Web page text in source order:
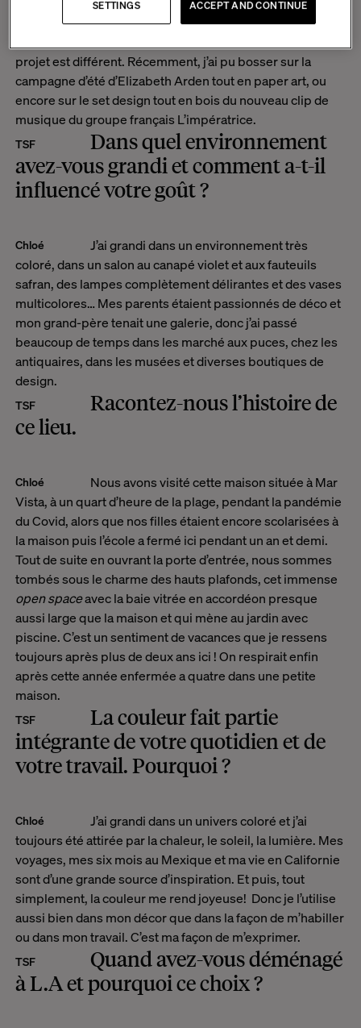
projet est différent. Récemment, j’ai pu bosser sur la
campagne d’été d’Elizabeth Arden tout en paper art, ou
encore sur le set design tout en bois du nouveau clip de
musique du groupe français L’impératrice.
TSF
Dans quel environnement
avez-vous grandi et comment a-t-il
influencé votre goût ?
Chloé
J’ai grandi dans un environnement très
coloré, dans un salon au canapé violet et aux fauteuils
safran, des lampes complètement délirantes et des vases
multicolores… Mes parents étaient passionnés de déco et
mon grand-père tenait une galerie, donc j’ai passé
beaucoup de temps dans les marché aux puces, chez les
antiquaires, dans les musées et diverses boutiques de
design.
TSF
Racontez-nous l’histoire de
ce lieu.
Chloé
Nous avons visité cette maison située à Mar
Vista, à un quart d’heure de la plage, pendant la pandémie
du Covid, alors que nos filles étaient encore scolarisées à
la maison puis l’école a fermé ici pendant un an et demi.
Tout de suite en ouvrant la porte d’entrée, nous sommes
tombés sous le charme des hauts plafonds, cet immense
open spaceavec la baie vitrée en accordéon presque
aussi large que la maison et qui mène au jardin avec
piscine. C’est un sentiment de vacances que je ressens
toujours après plus de deux ans ici ! On respirait enfin
après cette année enfermée a quatre dans une petite
maison.
TSF
La couleur fait partie
intégrante de votre quotidien et de
votre travail. Pourquoi ?
Chloé
J’ai grandi dans un univers coloré et j’ai
toujours été attirée par la chaleur, le soleil, la lumière. Mes
voyages, mes six mois au Mexique et ma vie en Californie
sont d’une grande source d’inspiration. Et puis, tout
simplement, la couleur me rend joyeuse! Donc je l’utilise
aussi bien dans mon décor que dans la façon de m’habiller
ou dans mon travail. C’est ma façon de m’exprimer.
TSF
Quand avez-vous déménagé
à L.A et pourquoi ce choix ?
ACCEPT AND CONTINUE
SETTINGS